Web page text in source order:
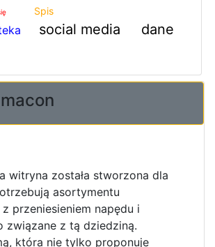
Spis
social media
dane
witryna została stworzona dla
asortymentu
przeniesieniem napędu i
związane z tą dziedziną.
która nie tylko proponuje